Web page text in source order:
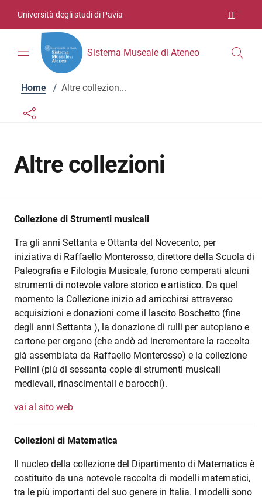
Università degli studi di Pavia IT
Sistema Museale di Ateneo
Home / Altre collezion...
Links condivisione social
Bottone condivisione social
Altre collezioni
Collezione di Strumenti musicali
Tra gli anni Settanta e Ottanta del Novecento, per
iniziativa di Raffaello Monterosso, direttore della Scuola di
Paleografia e Filologia Musicale, furono comperati alcuni
strumenti di notevole valore storico e artistico. Da quel
momento la Collezione inizio ad arricchirsi attraverso
acquisizioni e donazioni come il lascito Boschetto (fine
degli anni Settanta ), la donazione di rulli per autopiano e
cartone per organo (che andò ad incrementare la raccolta
già assemblata da Raffaello Monterosso) e la collezione
Pellini (più di sessanta copie di strumenti musicali
medievali, rinascimentali e barocchi).
vai al sito web
Collezioni di Matematica
Il nucleo della collezione del Dipartimento di Matematica è
costituito da una notevole raccolta di modelli matematici,
tra le più importanti del suo genere in Italia. I modelli sono